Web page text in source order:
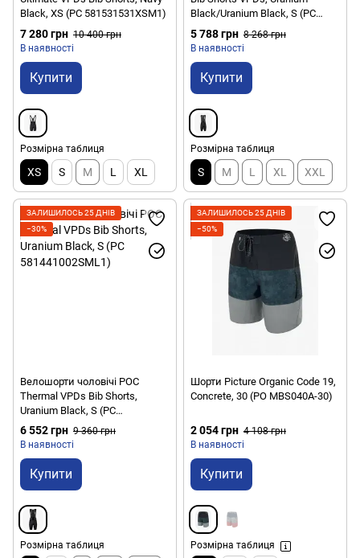
Black, XS (PC 581531531XSM1)
7 280 грн 10 400 грн
В наявності
Купити
Розмірна таблиця
XS S M L XL
Black/Uranium Black, S (PC
581468204SML1)
5 788 грн 8 268 грн
В наявності
Купити
Розмірна таблиця
S M L XL XXL
ЗАЛИШИЛОСЬ 25 ДНІВ
−30%
Велошорти чоловічі POC
Thermal VPDs Bib Shorts,
Uranium Black, S (PC
581441002SML1)
6 552 грн 9 360 грн
В наявності
Купити
Розмірна таблиця
ЗАЛИШИЛОСЬ 25 ДНІВ
−50%
Шорти Picture Organic Code 19,
Concrete, 30 (PO MBS040A-30)
2 054 грн 4 108 грн
В наявності
Купити
Розмірна таблиця